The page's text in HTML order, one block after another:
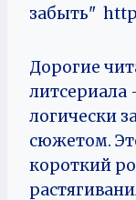
забыть"
Дорогие
литсериала
логически
сюжетом.
короткий